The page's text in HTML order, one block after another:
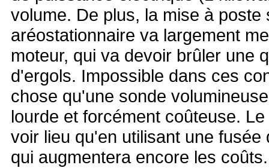
volume. De plus, la mise à poste
aréostationnaire va largement
moteur, qui va devoir brûler une
d'ergols. Impossible dans ces
chose qu'une sonde
lourde et forcément coûteuse.
voir lieu qu'en utilisant une
qui augmentera encore les coûts.